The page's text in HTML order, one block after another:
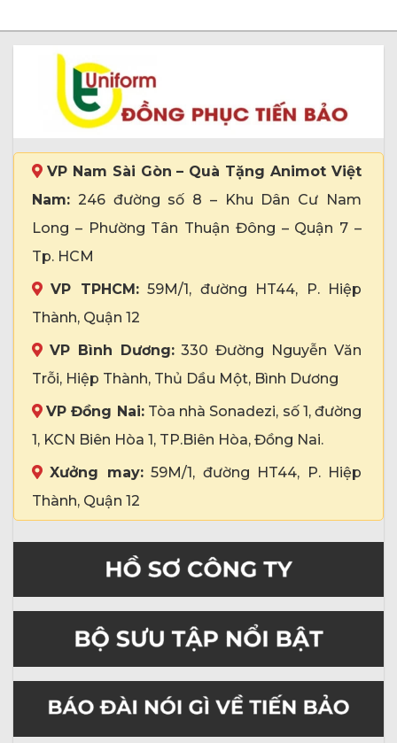
VP Nam Sài Gòn – Quà Tặng Animot Việt
Nam: 246 đường số 8 – Khu Dân Cư Nam
Long – Phường Tân Thuận Đông – Quận 7 –
Tp. HCM
VP TPHCM:59M/1, đường HT44, P. Hiệp
Thành, Quận 12
VP Bình Dương:330 Đường Nguyễn Văn
Trỗi, Hiệp Thành, Thủ Dầu Một, Bình Dương
VP Đồng Nai:Tòa nhà Sonadezi, số 1, đường
1, KCN Biên Hòa 1, TP.Biên Hòa, Đồng Nai.
Xưởng may:59M/1, đường HT44, P. Hiệp
Thành, Quận 12